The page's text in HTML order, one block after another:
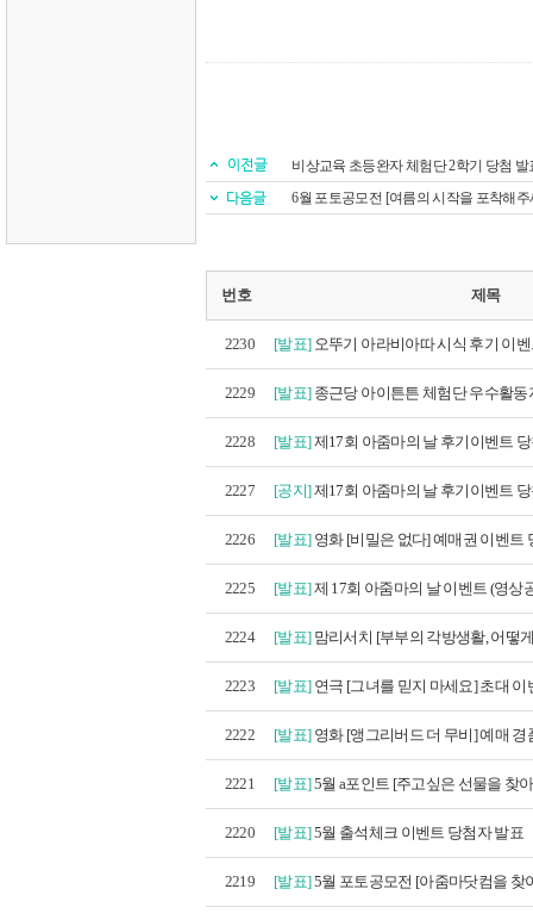
비상교육 초등완자 체험단 2학기 당첨 발
6월 포토공모전 [여름의 시작을 포착해
번호 제목
2230 [발표] 오뚜기 아라비아따 시식 후기 이벤
2229 [발표] 종근당 아이튼튼 체험단 우수활동
2228 [발표]제17회 아줌마의 날 후기이벤트
2227 [공지]제17회 아줌마의 날 후기이벤트
2226 [발표] 영화 [비밀은 없다] 예매권 이벤트
2225 [발표]제 17회 아줌마의 날 이벤트 (영상
2224 [발표] 맘리서치 [부부의 각방생활, 어떻
2223 [발표] 연극 [그녀를 믿지 마세요] 초대 이
2222 [발표] 영화 [앵그리버드 더 무비] 예매 경
2221 [발표]5월 a포인트 [주고싶은 선물을 찾
2220 [발표]5월 출석체크 이벤트 당첨자 발표
2219 [발표]5월 포토공모전 [아줌마닷컴을 찾